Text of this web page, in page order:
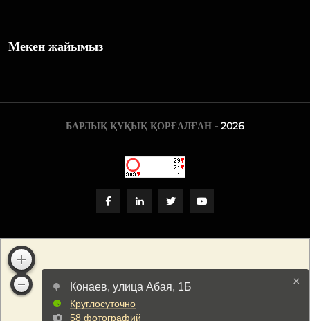
Мекен жайымыз
БАРЛЫҚ ҚҰҚЫҚ ҚОРҒАЛҒАН - 2026